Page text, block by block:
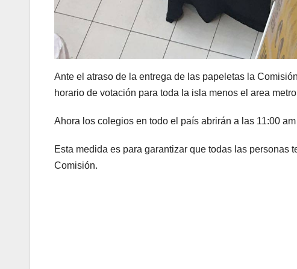
Ante el atraso de la entrega de las papeletas la
horario de votación para toda la isla menos el area
Ahora los colegios en todo el país abrirán a las 11:00
Esta medida es para garantizar que todas las personas
Comisión.